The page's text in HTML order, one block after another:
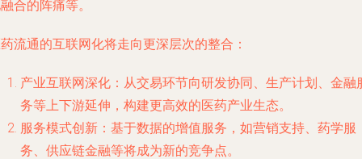
合的阵痛等。
流通的互联网化将走向更深层次的整合：
产业互联网深化 ：从交易环节向研发协同、生产计划、金融
务等上下游延伸，构建更高效的医药产业生态。
服务模式创新 ：基于数据的增值服务，如营销支持、药学服
务、供应链金融等将成为新的竞争点。